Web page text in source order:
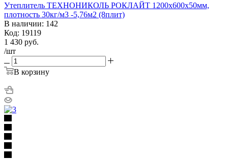
Утеплитель ТЕХНОНИКОЛЬ РОКЛАЙТ 1200х600х50мм,
плотность 30кг/м3 -5,76м2 (8плит)
В наличии: 142
Код: 19119
1 430 руб.
/шт
В корзину